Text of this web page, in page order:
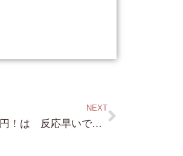
NEXT
和邇浜・・約120坪 980万円！は 反応早いですね。 ほんと 近くの 公園は 素晴らしい眺めなので 必見です！